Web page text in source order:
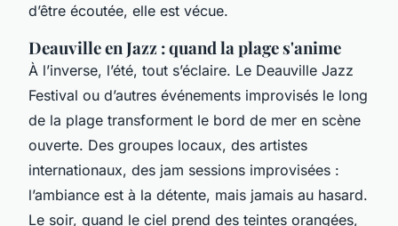
d’être écoutée, elle est vécue.
Deauville en Jazz : quand la plage s'anime
À l’inverse, l’été, tout s’éclaire. Le Deauville Jazz
Festival ou d’autres événements improvisés le long
de la plage transforment le bord de mer en scène
ouverte. Des groupes locaux, des artistes
internationaux, des jam sessions improvisées :
l’ambiance est à la détente, mais jamais au hasard.
Le soir, quand le ciel prend des teintes orangées,